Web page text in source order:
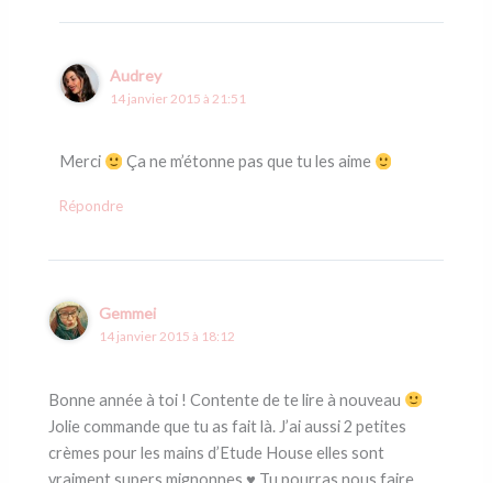
Audrey
14 janvier 2015 à 21:51
Merci Ça ne m’étonne pas que tu les aime
Répondre
Gemmei
14 janvier 2015 à 18:12
Bonne année à toi ! Contente de te lire à nouveau
Jolie commande que tu as fait là. J’ai aussi 2 petites
crèmes pour les mains d’Etude House elles sont
vraiment supers mignonnes ♥ Tu pourras nous faire